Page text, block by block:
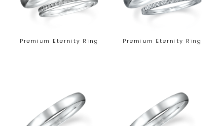
Premium Eternity Ring Premium Eternity Ring